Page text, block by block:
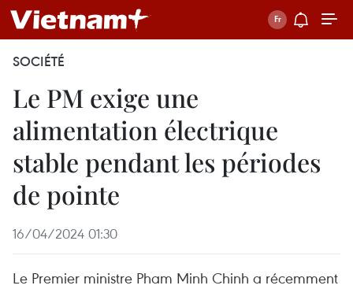
SOCIÉTÉ
Le PM exige une
alimentation électrique
stable pendant les périodes
de pointe
16/04/2024 01:30
Le Premier ministre Pham Minh Chinh a récemment